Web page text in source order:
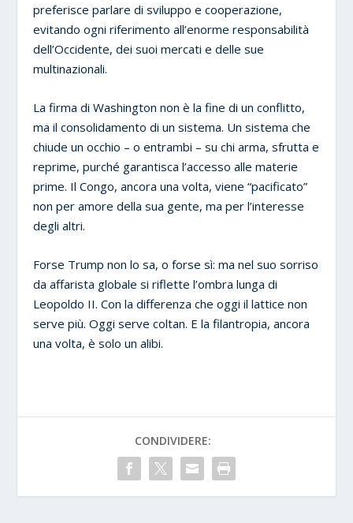
preferisce parlare di sviluppo e cooperazione,
evitando ogni riferimento all’enorme responsabilità
dell’Occidente, dei suoi mercati e delle sue
multinazionali.
La firma di Washington non è la fine di un conflitto,
ma il consolidamento di un sistema. Un sistema che
chiude un occhio – o entrambi – su chi arma, sfrutta e
reprime, purché garantisca l’accesso alle materie
prime. Il Congo, ancora una volta, viene “pacificato”
non per amore della sua gente, ma per l’interesse
degli altri.
Forse Trump non lo sa, o forse sì: ma nel suo sorriso
da affarista globale si riflette l’ombra lunga di
Leopoldo II. Con la differenza che oggi il lattice non
serve più. Oggi serve coltan. E la filantropia, ancora
una volta, è solo un alibi.
CONDIVIDERE: